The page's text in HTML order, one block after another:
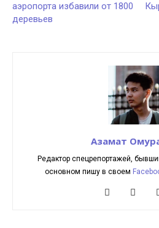
аэропорта избавили от 1800
деревьев
Азамат
Редактор спецрепортажей,
основном пишу в своем